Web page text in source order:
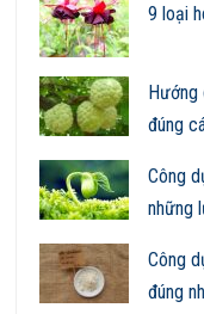
9 loại
Hướng
đúng
Công
những
Công
đúng